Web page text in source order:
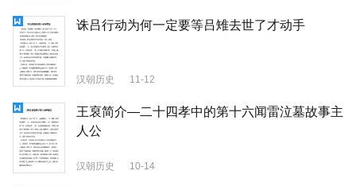
诛吕行动为何一定要等吕雉去世了才动手
汉朝历史 11-12
王裒简介—二十四孝中的第十六闻雷泣墓故事主
人公
汉朝历史 10-14